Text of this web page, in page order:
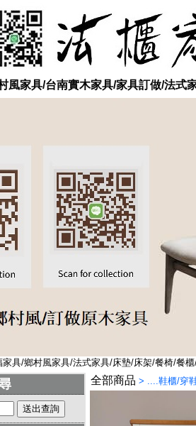
風家具/台南實木家具/家具訂做/法式
具/鄉村風家具/法式家具/床墊/床架/餐椅/餐
全部商品 > ....鞋櫃/穿